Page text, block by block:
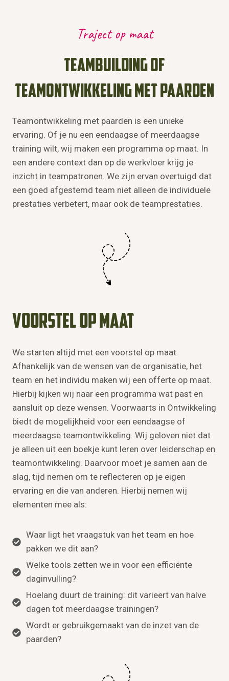
Traject op maat
Teambuilding of
teamontwikkeling met paarden
Teamontwikkeling met paarden is een unieke
ervaring. Of je nu een eendaagse of meerdaagse
training wilt, wij maken een programma op maat. In
een andere context dan op de werkvloer krijg je
inzicht in teampatronen. We zijn ervan overtuigd dat
een goed afgestemd team niet alleen de individuele
prestaties verbetert, maar ook de teamprestaties.
Voorstel op maat
We starten altijd met een voorstel op maat.
Afhankelijk van de wensen van de organisatie, het
team en het individu maken wij een offerte op maat.
Hierbij kijken wij naar een programma wat past en
aansluit op deze wensen. Voorwaarts in Ontwikkeling
biedt de mogelijkheid voor een eendaagse of
meerdaagse teamontwikkeling. Wij geloven niet dat
je alleen uit een boekje kunt leren over leiderschap en
teamontwikkeling. Daarvoor moet je samen aan de
slag, tijd nemen om te reflecteren op je eigen
ervaring en die van anderen. Hierbij nemen wij
elementen mee als:
Waar ligt het vraagstuk van het team en hoe
pakken we dit aan?
Welke tools zetten we in voor een efficiënte
daginvulling?
Hoelang duurt de training: dit varieert van halve
dagen tot meerdaagse trainingen?
Wordt er gebruikgemaakt van de inzet van de
paarden?